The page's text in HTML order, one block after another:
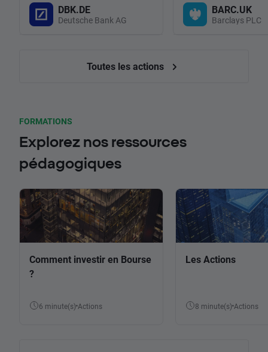
DBK.DE
Deutsche Bank AG
BARC.UK
Barclays PLC
Toutes les actions
FORMATIONS
Explorez nos ressources
pédagogiques
Comment investir en Bourse
?
6 minute(s) Actions
Les Actions
8 minute(s) Actions